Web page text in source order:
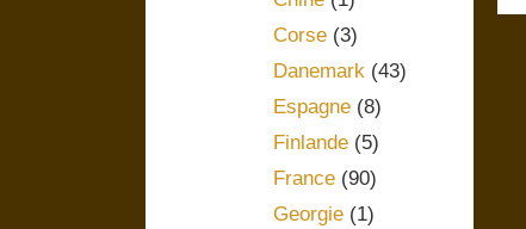
Corse(3)
Danemark (43)
Espagne(8)
Finlande(5)
France(90)
Georgie(1)